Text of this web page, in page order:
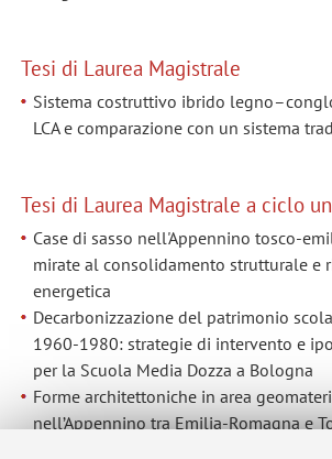
Tesi di Laurea Magistrale
Sistema costruttivo ibrido
LCA e comparazione con un sistema
Tesi di Laurea Magistrale a ciclo
Case di sasso nell'Appennino tosco-
mirate al consolidamento strutturale e
energetica
Decarbonizzazione del patrimonio
1960-1980: strategie di intervento e
per la Scuola Media Dozza a Bologna
Forme architettoniche in area
nell’Appennino tra Emilia-Romagna e